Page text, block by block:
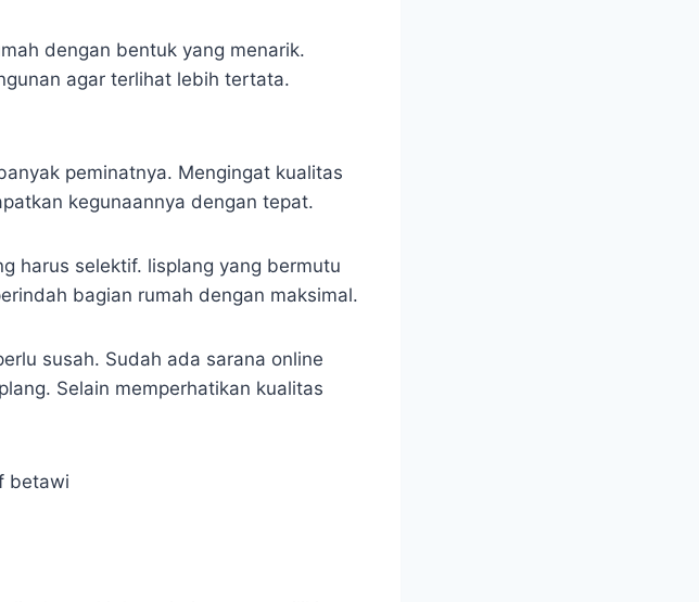
dengan bentuk yang menarik.
agar terlihat lebih tertata.
peminatnya. Mengingat kualitas
kegunaannya dengan tepat.
harus selektif. lisplang yang bermutu
bagian rumah dengan maksimal.
susah. Sudah ada sarana online
Selain memperhatikan kualitas